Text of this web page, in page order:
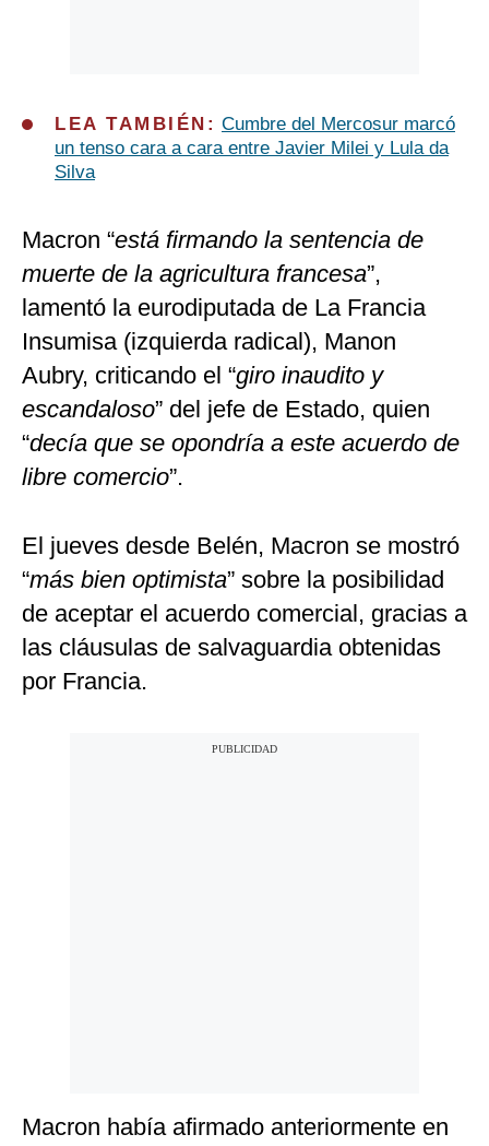
LEA TAMBIÉN: Cumbre del Mercosur marcó
un tenso cara a cara entre Javier Milei y Lula da
Silva
Macron “está firmando la sentencia de
muerte de la agricultura francesa”,
lamentó la eurodiputada de La Francia
Insumisa (izquierda radical), Manon
Aubry, criticando el “giro inaudito y
escandaloso” del jefe de Estado, quien
“decía que se opondría a este acuerdo de
libre comercio”.
El jueves desde Belén, Macron se mostró
“más bien optimista” sobre la posibilidad
de aceptar el acuerdo comercial, gracias a
las cláusulas de salvaguardia obtenidas
por Francia.
Macron había afirmado anteriormente en